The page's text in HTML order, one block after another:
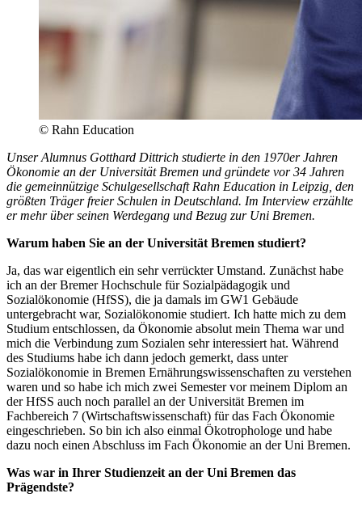
© Rahn Education
Unser Alumnus Gotthard Dittrich studierte in den 1970er Jahren
Ökonomie an der Universität Bremen und gründete vor 34 Jahren
die gemeinnützige Schulgesellschaft Rahn Education in Leipzig, den
größten Träger freier Schulen in Deutschland. Im Interview erzählte
er mehr über seinen Werdegang und Bezug zur Uni Bremen.
Warum haben Sie an der Universität Bremen studiert?
Ja, das war eigentlich ein sehr verrückter Umstand. Zunächst habe
ich an der Bremer Hochschule für Sozialpädagogik und
Sozialökonomie (HfSS), die ja damals im GW1 Gebäude
untergebracht war, Sozialökonomie studiert. Ich hatte mich zu dem
Studium entschlossen, da Ökonomie absolut mein Thema war und
mich die Verbindung zum Sozialen sehr interessiert hat. Während
des Studiums habe ich dann jedoch gemerkt, dass unter
Sozialökonomie in Bremen Ernährungswissenschaften zu verstehen
waren und so habe ich mich zwei Semester vor meinem Diplom an
der HfSS auch noch parallel an der Universität Bremen im
Fachbereich 7 (Wirtschaftswissenschaft) für das Fach Ökonomie
eingeschrieben. So bin ich also einmal Ökotrophologe und habe
dazu noch einen Abschluss im Fach Ökonomie an der Uni Bremen.
Was war in Ihrer Studienzeit an der Uni Bremen das
Prägendste?